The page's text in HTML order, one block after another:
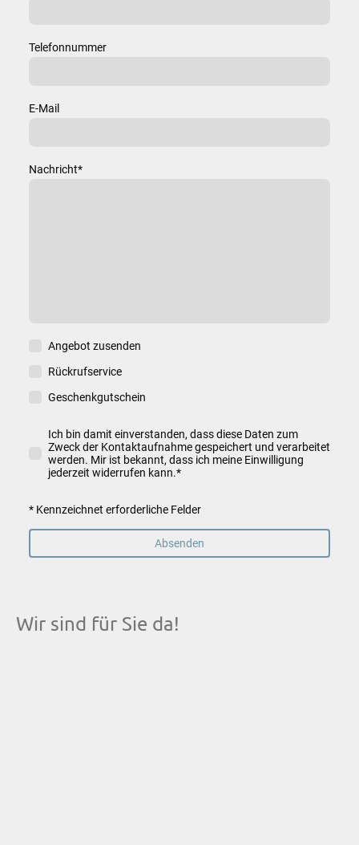
Telefonnummer
E-Mail
Nachricht*
Angebot zusenden
Rückrufservice
Geschenkgutschein
Ich bin damit einverstanden, dass diese Daten zum
Zweck der Kontaktaufnahme gespeichert und verarbeitet
werden. Mir ist bekannt, dass ich meine Einwilligung
jederzeit widerrufen kann.*
* Kennzeichnet erforderliche Felder
Absenden
Wir sind für Sie da!